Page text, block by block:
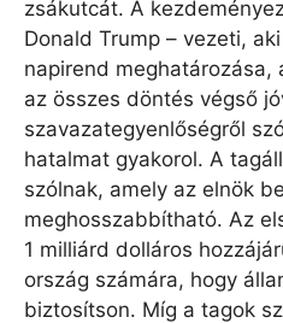
zsákutcát. A
Donald Trump – vezeti,
napirend
az összes döntés végső
szavazategyenlőségről
hatalmat gyakorol. A
szólnak, amely az elnök
meghosszabbítható. Az
1 milliárd dolláros
ország számára, hogy
biztosítson. Míg a tagok